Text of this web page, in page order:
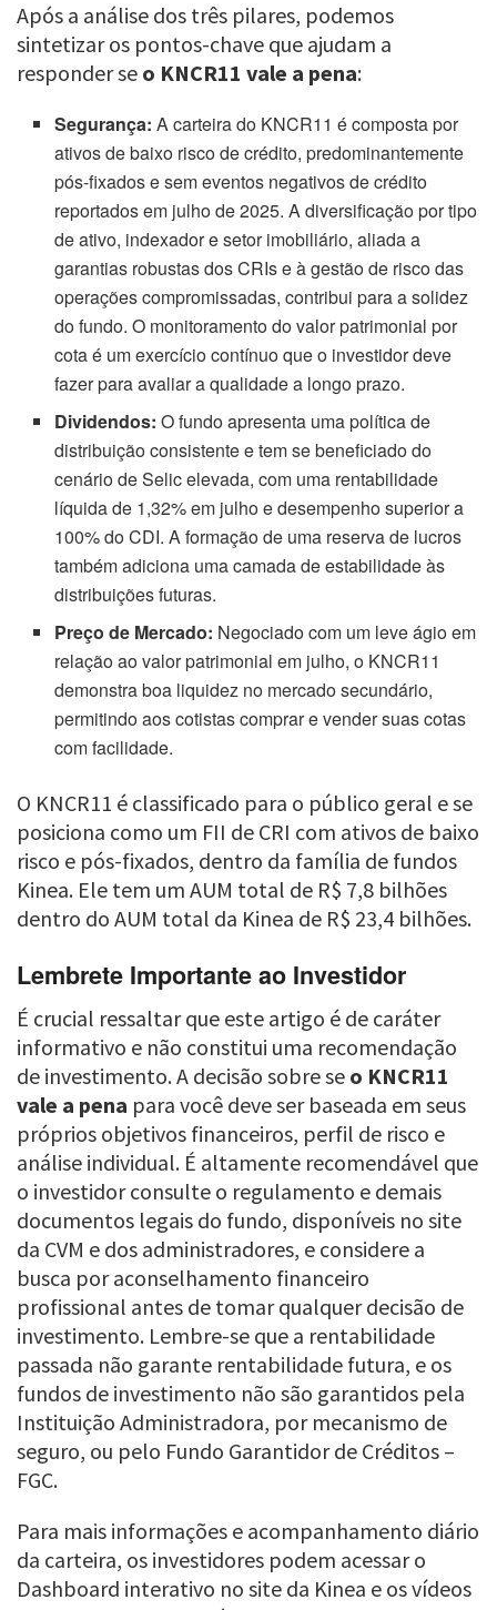
Após a análise dos três pilares, podemos
sintetizar os pontos-chave que ajudam a
responder se o KNCR11 vale a pena:
Segurança: A carteira do KNCR11 é composta por
ativos de baixo risco de crédito, predominantemente
pós-fixados e sem eventos negativos de crédito
reportados em julho de 2025. A diversificação por tipo
de ativo, indexador e setor imobiliário, aliada a
garantias robustas dos CRIs e à gestão de risco das
operações compromissadas, contribui para a solidez
do fundo. O monitoramento do valor patrimonial por
cota é um exercício contínuo que o investidor deve
fazer para avaliar a qualidade a longo prazo.
Dividendos: O fundo apresenta uma política de
distribuição consistente e tem se beneficiado do
cenário de Selic elevada, com uma rentabilidade
líquida de 1,32% em julho e desempenho superior a
100% do CDI. A formação de uma reserva de lucros
também adiciona uma camada de estabilidade às
distribuições futuras.
Preço de Mercado: Negociado com um leve ágio em
relação ao valor patrimonial em julho, o KNCR11
demonstra boa liquidez no mercado secundário,
permitindo aos cotistas comprar e vender suas cotas
com facilidade.
O KNCR11 é classificado para o público geral e se
posiciona como um FII de CRI com ativos de baixo
risco e pós-fixados, dentro da família de fundos
Kinea. Ele tem um AUM total de R$ 7,8 bilhões
dentro do AUM total da Kinea de R$ 23,4 bilhões.
Lembrete Importante ao Investidor
É crucial ressaltar que este artigo é de caráter
informativo e não constitui uma recomendação
de investimento. A decisão sobre se o KNCR11
vale a pena para você deve ser baseada em seus
próprios objetivos financeiros, perfil de risco e
análise individual. É altamente recomendável que
o investidor consulte o regulamento e demais
documentos legais do fundo, disponíveis no site
da CVM e dos administradores, e considere a
busca por aconselhamento financeiro
profissional antes de tomar qualquer decisão de
investimento. Lembre-se que a rentabilidade
passada não garante rentabilidade futura, e os
fundos de investimento não são garantidos pela
Instituição Administradora, por mecanismo de
seguro, ou pelo Fundo Garantidor de Créditos –
FGC.
Para mais informações e acompanhamento diário
da carteira, os investidores podem acessar o
Dashboard interativo no site da Kinea e os vídeos